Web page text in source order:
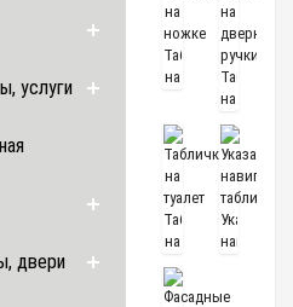
услуги
двери
Табличка
на
Таблички
на
дверные
ручки
Таблички
на
туалет
Указатели,